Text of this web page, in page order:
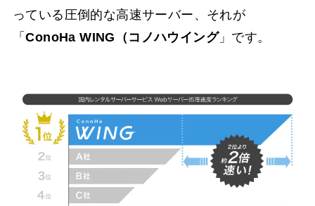
っている圧倒的な高速サーバー、それが
「ConoHa WING（コノハウイング」です。